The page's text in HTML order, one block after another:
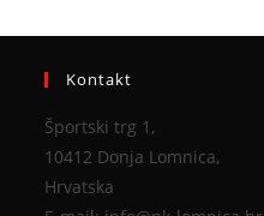
Kontakt
Športski trg 1,
10412 Donja Lomnica,
Hrvatska